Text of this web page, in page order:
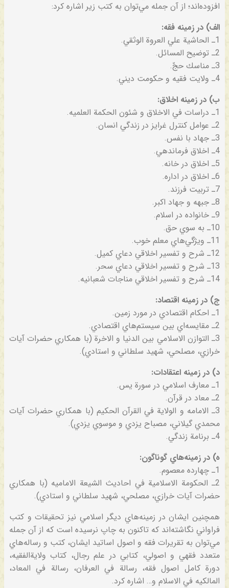
افزوده‌اند؛ از آن‌ جمله‌ مي‌توان‌ به‌ كتب‌ زير اشاره‌ كرد:
الف‌) در زمينه‌ فقه‌:
1ـ الحاشية‌ علي‌ العروة‌ الوثقي‌.
2ـ توضيح‌ المسائل‌.
3ـ مناسك‌ حجّ.
4ـ ولايت‌ فقيه‌ و حكومت‌ ديني‌.
ب‌) در زمينه‌ اخلاق‌:
1ـ دراسات‌ في‌ الاخلاق‌ و شئون‌ الحكمة‌ العلميه‌.
2ـ عوامل‌ كنترل‌ غرايز در زندگي‌ انسان‌.
3ـ جهاد با نفس‌.
4ـ اخلاق‌ فرماندهي‌.
5ـ اخلاق‌ در خانه‌.
6ـ اخلاق‌ در اداره‌.
7ـ تربيت‌ فرزند.
8ـ جبهه‌ و جهاد اكبر.
9ـ خانواده‌ در اسلام‌.
10ـ به‌ سوي‌ حق‌.
11ـ ويژگي‌هاي‌ معلم‌ خوب‌.
12ـ شرح‌ و تفسير اخلاقي‌ دعاي‌ كميل‌.
13ـ شرح‌ و تفسير اخلاقي‌ دعاي‌ سحر.
14ـ شرح‌ و تفسير اخلاقي‌ مناجات‌ شعبانيه‌.
ج‌) در زمينه‌ اقتصاد:
1ـ احكام‌ اقتصادي‌ در مورد زمين‌.
2ـ مقايسه‌اي‌ بين‌ سيستم‌هاي‌ اقتصادي‌.
3ـ التوازن‌ الاسلامي‌ بين‌ الدنيا و الاخرة‌ (با همكاري‌ حضرات‌ آيات‌
خرازي‌، مصلحي‌، شهيد سلطاني‌ و استادي‌).
د) در زمينه‌ اعتقادات‌:
1ـ معارف‌ اسلامي‌ در سورة‌ يس‌.
2ـ معاد در قرآن‌.
3ـ الامامه‌ و الولاية‌ في‌ القرآن‌ الحكيم‌ (با همكاري‌ حضرات‌ آيات‌
محمدي‌ گيلاني‌، مصباح‌ يزدي‌ و موسوي‌ يزدي‌).
4ـ برنامة‌ زندگي‌.
ه) در زمينه‌هاي‌ گوناگون‌:
1ـ چهارده‌ معصوم‌.
2ـ الحكومة‌ الاسلامية‌ في‌ احاديث‌ الشيعة‌ الاماميه‌ (با همكاري‌
حضرات‌ آيات‌ خرازي‌، مصلحي‌، شهيد سلطاني‌ و استادي‌).
همچنين‌ ايشان‌ در زمينه‌هاي‌ ديگر اسلامي‌ نيز تحقيقات‌ و كتب‌
فراواني‌ نگاشته‌اند كه‌ تاكنون‌ به‌ چاپ‌ نرسيده‌ است‌ كه‌ از آن‌ جمله‌
مي‌توان‌ به‌ تقريرات‌ فقه‌ و اصول‌ اساتيد ايشان‌، كتب‌ و رساله‌هاي‌
متعدد فقهي‌ و اصولي‌، كتابي‌ در علم‌ رجال‌، كتاب‌ ولاية‌الفقيه‌،
دورة‌ كامل‌ اصول‌ فقه‌، رسالة‌ في‌ العرفان‌، رسالة‌ في‌ المعاد،
المالكيه‌ في‌ الاسلام‌ و… اشاره‌ كرد.